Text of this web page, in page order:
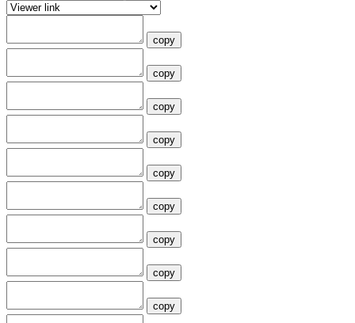
copy
copy
copy
copy
copy
copy
copy
copy
copy